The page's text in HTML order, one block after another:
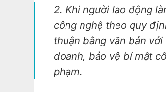
2. Khi người lao động
công nghệ theo quy
thuận bằng văn bản
doanh, bảo vệ bí mật
phạm.